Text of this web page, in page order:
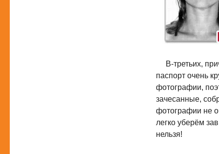
В-третьих,
паспорт очень
фотографии,
зачесанные,
фотографии не
легко уберём
нельзя!